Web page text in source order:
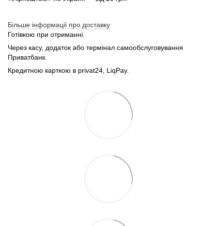
Більше інформації про доставку
Готівкою при отриманні.
Через касу, додаток або термінал самообслуговування
Приватбанк.
Кредитною карткою в privat24, LiqPay.